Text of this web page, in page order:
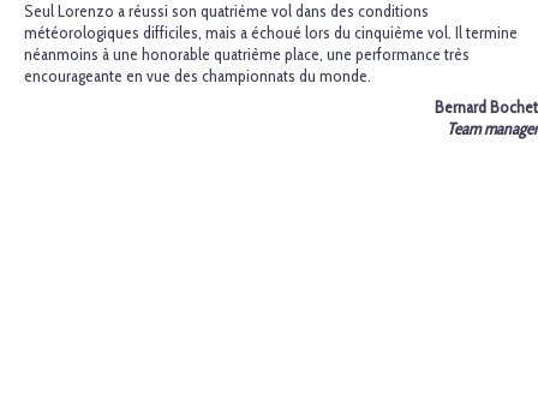
Seul Lorenzo a réussi son quatrième vol dans des conditions
météorologiques difficiles, mais a échoué lors du cinquième vol. Il termine
néanmoins à une honorable quatrième place, une performance très
encourageante en vue des championnats du monde.
Bernard Bochet
Team manager